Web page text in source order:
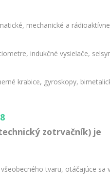
mechanické a
indukčné vysielače,
krabice, gyroskopy,
zotrvačník) je
tvaru, otáčajúce sa